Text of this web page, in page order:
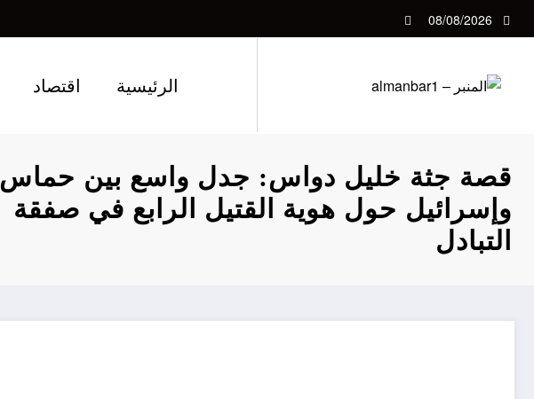
إلى
08/08/2026
الرئيسية اقتصاد
قصة جثة خليل دواس: جدل واسع بين حماس
وإسرائيل حول هوية القتيل الرابع في صفقة
التبادل